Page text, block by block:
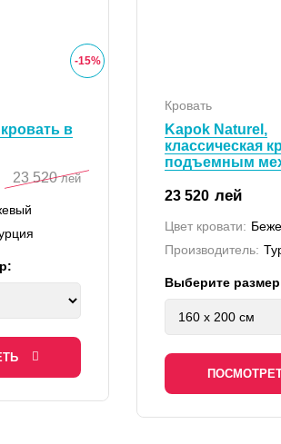
-15%
в
23 520 лей
Кровать
Kapok Naturel,
классическая
подъемным
23 520 лей
Цвет кровати:
Производитель:
Выберите